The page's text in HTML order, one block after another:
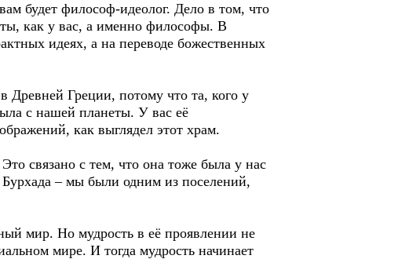
будет философ-идеолог. Дело в том, что
как у вас, а именно философы. В
идеях, а на переводе божественных
Древней Греции, потому что та, кого у
с нашей планеты. У вас её
как выглядел этот храм.
связано с тем, что она тоже была у нас
Бурхада – мы были одним из поселений,
мир. Но мудрость в её проявлении не
мире. И тогда мудрость начинает